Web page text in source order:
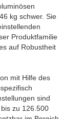
kg schwer. Sie
Produktfamilie
auf Robustheit
mit Hilfe des
sind
zu 126.500